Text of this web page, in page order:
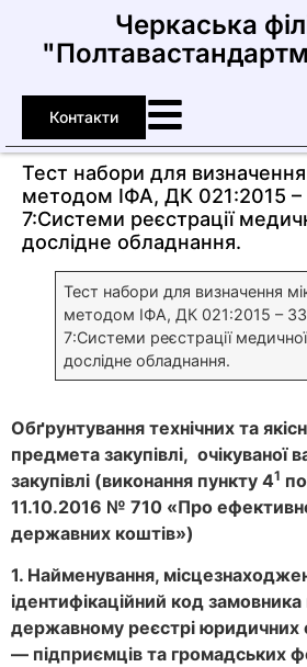
Черкаська
Контакти
Тест набори для визначення
методом ІФА, ДК 021:2015
7:Системи реєстрації
дослідне обладнання.
Тест набори для визначення
методом ІФА, ДК 021:2015 –
7:Системи реєстрації медичної
дослідне обладнання.
Обґрунтування технічних та
предмета закупівлі, очікуваної
закупівлі (виконання пункту 41
11.10.2016 № 710 «Про
державних коштів»)
1. Найменування,
ідентифікаційний код
державному реєстрі юридичних
— підприємців та громадських